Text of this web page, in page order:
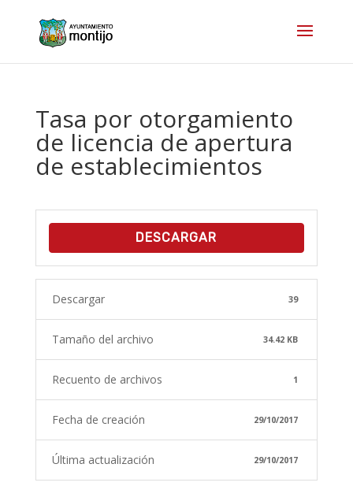
Tasa por otorgamiento
de licencia de apertura
de establecimientos
DESCARGAR
Descargar 39
Tamaño del archivo 34.42 KB
Recuento de archivos 1
Fecha de creación 29/10/2017
Última actualización 29/10/2017